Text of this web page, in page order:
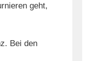
geht,
Bei den